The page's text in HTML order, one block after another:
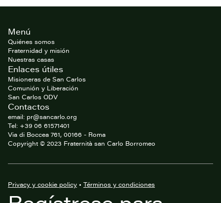
Footer
website
Menú
Quiénes somos
Fraternidad y misión
Nuestras casas
Enlaces útiles
Misioneras de San Carlos
Comunión y Liberación
San Carlos ODV
Contactos
email: pr@sancarlo.org
Tel: +39 06 61571401
Via di Boccea 761, 00166 - Roma
Copyright © 2023 Fraternità san Carlo Borromeo
Privacy y cookie policy • Términos y condiciones